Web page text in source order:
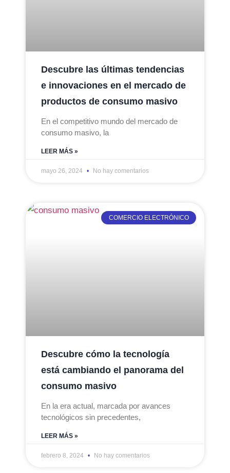
Descubre las últimas tendencias
e innovaciones en el mercado de
productos de consumo masivo
En el competitivo mundo del mercado de
consumo masivo, la
LEER MÁS »
mayo 26, 2024 No hay comentarios
COMERCIO ELECTRÓNICO
Descubre cómo la tecnología
está cambiando el panorama del
consumo masivo
En la era actual, marcada por avances
tecnológicos sin precedentes,
LEER MÁS »
febrero 8, 2024 No hay comentarios